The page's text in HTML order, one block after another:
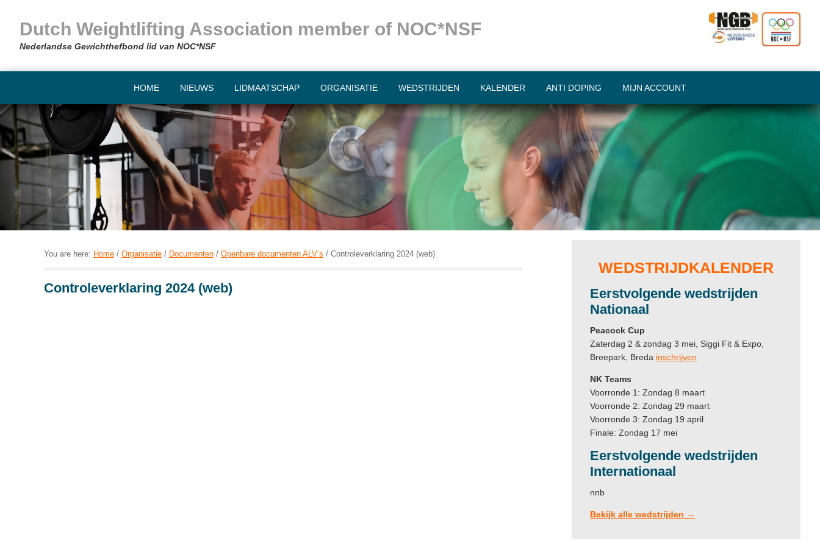
primary
navigation
content
primary
sidebar
footerDutch Weightlifting Association member of NOC*NSF
Nederlandse Gewichthefbond lid van NOC*NSF
HOME NIEUWS LIDMAATSCHAP ORGANISATIE WEDSTRIJDEN KALENDER ANTI DOPING MIJN ACCOUNT
You are here: Home / Organisatie / Documenten / Openbare documenten ALV’s / Controleverklaring 2024 (web)
Controleverklaring 2024 (web)
SidebarWEDSTRIJDKALENDER
Eerstvolgende wedstrijden
Nationaal
Peacock Cup
Zaterdag 2 & zondag 3 mei, Siggi Fit & Expo,
Breepark, Breda inschrijven
NK Teams
Voorronde 1: Zondag 8 maart
Voorronde 2: Zondag 29 maart
Voorronde 3: Zondag 19 april
Finale: Zondag 17 mei
Eerstvolgende wedstrijden
Internationaal
nnb
Bekijk alle wedstrijden →